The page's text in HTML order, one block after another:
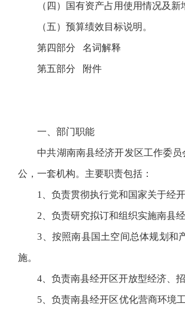
（四）国有资产占用使用情况及新
（五）预算绩效目标说明。
第四部分 名词解释
第五部分 附件
一、部门职能
中共湖南南县经济开发区工作委员
公，一套机构。主要职责包括：
1、负责贯彻执行党和国家关于经开
2、负责研究拟订和组织实施南县经
3、按照南县国土空间总体规划和产
施。
4、负责南县经开区开放型经济、招
5、负责南县经开区优化营商环境工